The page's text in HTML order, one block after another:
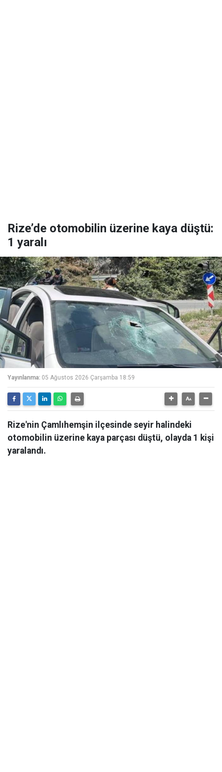
Rize’de otomobilin üzerine kaya düştü:
1 yaralı
Yayınlanma: 05 Ağustos 2026 Çarşamba 18:59
Rize'nin Çamlıhemşin ilçesinde seyir halindeki
otomobilin üzerine kaya parçası düştü, olayda 1 kişi
yaralandı.